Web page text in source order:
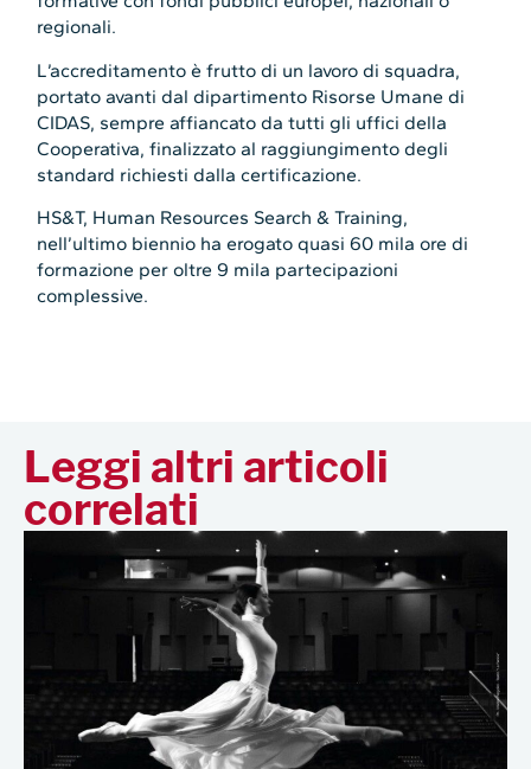
regionali.
L’accreditamento è frutto di un lavoro di squadra,
portato avanti dal dipartimento Risorse Umane di
CIDAS, sempre affiancato da tutti gli uffici della
Cooperativa, finalizzato al raggiungimento degli
standard richiesti dalla certificazione.
HS&T, Human Resources Search & Training,
nell’ultimo biennio ha erogato quasi 60 mila ore di
formazione per oltre 9 mila partecipazioni
complessive.
Leggi altri articoli
correlati